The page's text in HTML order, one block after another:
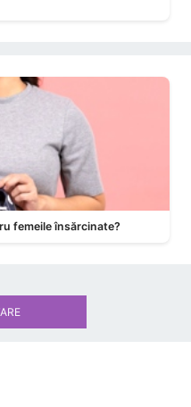
femeile însărcinate?